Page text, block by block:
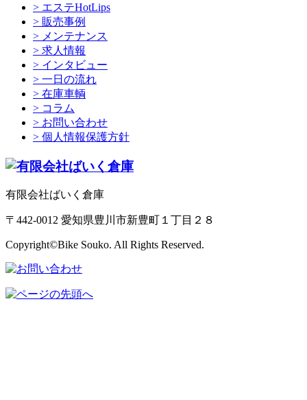
> エステHotLips
> 販売事例
> メンテナンス
> 求人情報
> インタビュー
> 一日の流れ
> 在庫車輌
> コラム
> お問い合わせ
> 個人情報保護方針
有限会社ばいく倉庫
〒442-0012 愛知県豊川市新豊町１丁目２８
Copyright©Bike Souko. All Rights Reserved.